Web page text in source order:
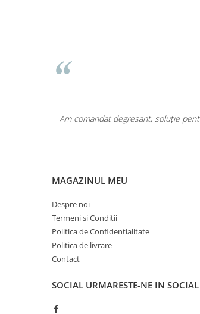
Am comandat degresant, soluție
MAGAZINUL MEU
Despre noi
Termeni si Conditii
Politica de Confidentialitate
Politica de livrare
Contact
SOCIAL URMARESTE-NE IN